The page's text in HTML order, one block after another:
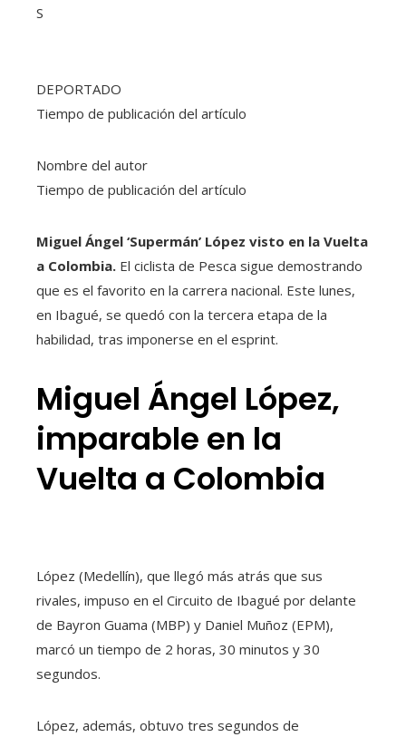
S
DEPORTADO
Tiempo de publicación del artículo
Nombre del autor
Tiempo de publicación del artículo
Miguel Ángel ‘Supermán’ López visto en la Vuelta
a Colombia. El ciclista de Pesca sigue demostrando
que es el favorito en la carrera nacional. Este lunes,
en Ibagué, se quedó con la tercera etapa de la
habilidad, tras imponerse en el esprint.
Miguel Ángel López,
imparable en la
Vuelta a Colombia
López (Medellín), que llegó más atrás que sus
rivales, impuso en el Circuito de Ibagué por delante
de Bayron Guama (MBP) y Daniel Muñoz (EPM),
marcó un tiempo de 2 horas, 30 minutos y 30
segundos.
López, además, obtuvo tres segundos de